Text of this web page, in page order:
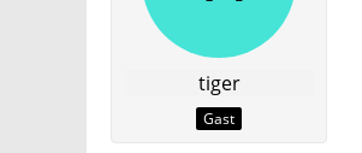
tiger
Gast